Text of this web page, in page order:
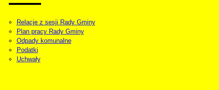
Relacje z sesji Rady Gminy
Plan pracy Rady Gminy
Odpady komunalne
Podatki
Uchwały